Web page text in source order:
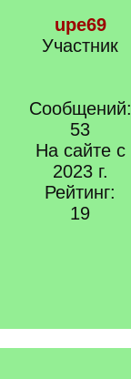
upe69
Участник
Сообщений:
53
На сайте с
2023 г.
Рейтинг:
19